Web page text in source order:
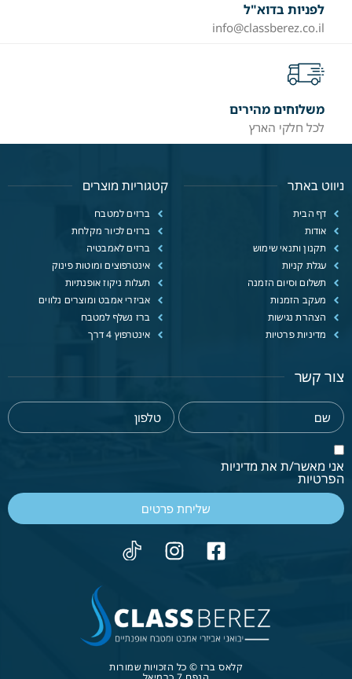
לפניות בדוא"ל
info@classberez.co.il
משלוחים מהירים
לכל חלקי הארץ
ניווט באתר
דף הבית
אודות
תקנון ותנאי שימוש
עגלת קניות
תשלום וסיום הזמנה
מעקב הזמנות
הצהרת נגישות
מדיניות פרטיות
קטגוריות מוצרים
ברזים למטבח
ברזים לכיור מקלחת
ברזים לאמבטיה
אינטרפוצים ומוטות פינוק
תעלות ניקוז אופנתיות
אביזרי אמבט ומוצרים נלווים
ברז נשלף למטבח
אינטרפוץ 4 דרך
צור קשר
אני מאשר/ת את מדיניות
הפרטיות
שליחת פרטים
קלאס ברז © כל הזכויות שמורות